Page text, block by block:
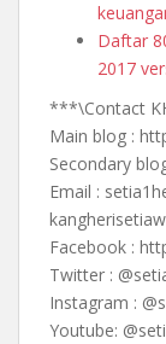
Daftar
2017
***\Contact
Main blog :
Secondary
Email :
Facebook :
Twitter :
Instagram :
Youtube: